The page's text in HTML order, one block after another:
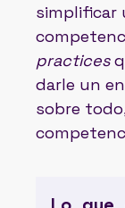
simplificar
practices
darle un
sobre